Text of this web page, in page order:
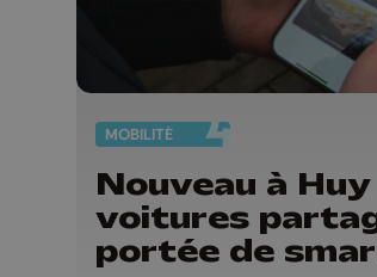
MOBILITÉ
Nouveau à
voitures
portée de